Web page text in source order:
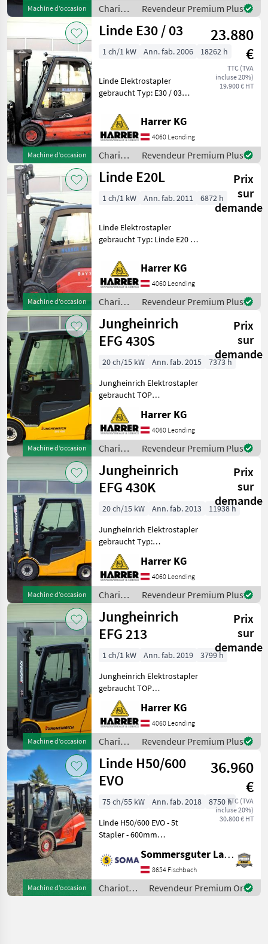
Machine d’occasion
Chariots
élévateurs
et
de
/ Linde
Revendeur Premium Plus
Machine d’occasion
Linde E30 / 03
23.880
€
TTC (TVA
incluse 20%)
19.900 € HT
1 ch/1 kW Ann. fab. 2006 18262 h
Linde Elektrostapler
gebraucht Typ: E30 / 03
Triplex Mast - Bauhöhe:
2200 mm - Vollkabine inkl.
Heizung - Hubhöhe: 4705
mm
Harrer KG
4060 Leonding
Chariots
élévateurs
et
de
/ Linde
Revendeur Premium Plus
Machine d’occasion
Linde E20L
Prix
sur
demande
1 ch/1 kW Ann. fab. 2011 6872 h
Linde Elektrostapler
gebraucht Typ: Linde E20 L
Triplex Mast - Bauhöhe:
2822 mm - Vollkabine inkl.
Heizung - Hubhöhe: 6225 m
Harrer KG
4060 Leonding
Chariots
élévateurs
et
techniques
de
stockage
Revendeur Premium Plus
Machine d’occasion
Jungheinrich
EFG 430S
Prix
sur
demande
20 ch/15 kW Ann. fab. 2015
7373 h
Jungheinrich Elektrostapler
gebraucht TOP
Ausstattung! Typ:
Jungheinrich EFG 430S
Nenntragfähigkeit: 3000 kg -
Duplex Mast - Vollkabine
inkl. Heizung - Bau
Harrer KG
4060 Leonding
Chariots
élévateurs
et
techniques
de
stockage
Jungheinrich
Revendeur Premium Plus
Machine d’occasion
Jungheinrich
EFG 430K
Prix
sur
demande
20 ch/15 kW Ann. fab. 2013
11938 h
Jungheinrich Elektrostapler
gebraucht Typ:
Jungheinrich EFG 430K
Nenntragfähigkeit: 3000 kg -
Duplex Mast - Bauhöhe:
2260 mm - Vollkabine inkl.
Heizung - H
Harrer KG
4060 Leonding
Chariots
élévateurs
et
techniques
de
stockage
Jungheinrich
Revendeur Premium Plus
Machine d’occasion
Jungheinrich
EFG 213
Prix
sur
demande
1 ch/1 kW Ann. fab. 2019
3799 h
Jungheinrich Elektrostapler
gebraucht TOP
Ausstattung! Wenig
Betriebsstunden! Typ:
Jungheinrich EFG 213
Baujahr: 2019 3799
Betriebsstunden
Nenntragfähigkeit:
Harrer KG
4060 Leonding
Chariots
élévateurs
et
techniques
de
stockage
Jungheinrich
Revendeur Premium Plus
Machine d’occasion
Linde H50/600
EVO
36.960
€
TTC (TVA
incluse 20%)
30.800 € HT
75 ch/55 kW Ann. fab. 2018
8750 h
Linde H50/600 EVO - 5t
Stapler - 600mm
Hubhöhe - Triplex -
Zinkenlänge: 1, 6m -
hydraulische
Zinkenverstellung -
Sommersguter Landmaschinen GmbH
8654 Fischbach
Chariots
élévateurs
Revendeur Premium Or